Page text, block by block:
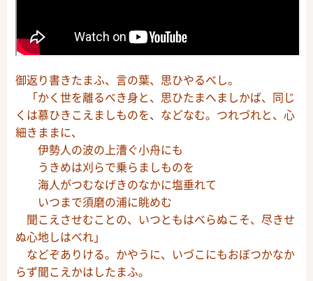
御返り書きたまふ、言の葉、思ひやるべし。
「かく世を離るべき身と、思ひたまへましかば、同じ
くは慕ひきこえましものを、などなむ。つれづれと、心
細きままに、
伊勢人の波の上漕ぐ小舟にも
うきめは刈らで乗らましものを
海人がつむなげきのなかに塩垂れて
いつまで須磨の浦に眺めむ
聞こえさせむことの、いつともはべらぬこそ、尽きせ
ぬ心地しはべれ」
などぞありける。かやうに、いづこにもおぼつかなか
らず聞こえかはしたまふ。